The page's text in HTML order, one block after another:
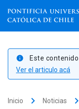
Programas de
institutos
info
Este
Ver el articulo acá
Inicio keyboard_arrow_right Noticias keyboard_arrow_right